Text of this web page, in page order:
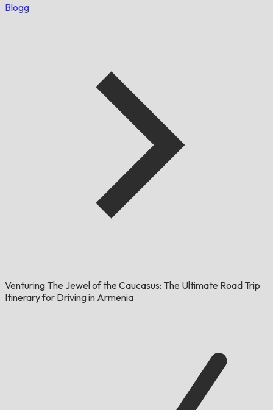
Blogg
Venturing The Jewel of the Caucasus: The Ultimate Road Trip
Itinerary for Driving in Armenia